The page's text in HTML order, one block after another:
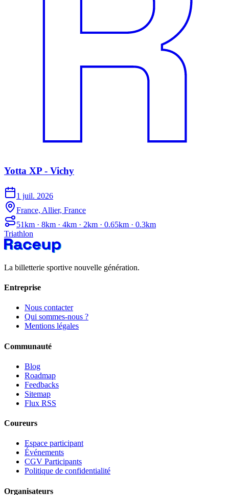
Yotta XP - Vichy
1 juil. 2026
France, Allier, France
51km · 8km · 4km · 2km · 0.65km · 0.3km
Triathlon
La billetterie sportive nouvelle génération.
Entreprise
Nous contacter
Qui sommes-nous ?
Mentions légales
Communauté
Blog
Roadmap
Feedbacks
Sitemap
Flux RSS
Coureurs
Espace participant
Événements
CGV Participants
Politique de confidentialité
Organisateurs